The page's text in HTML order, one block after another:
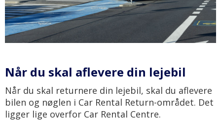
Når du skal aflevere din lejebil
Når du skal returnere din lejebil, skal du aflevere
bilen og nøglen i Car Rental Return-området. Det
ligger lige overfor Car Rental Centre.